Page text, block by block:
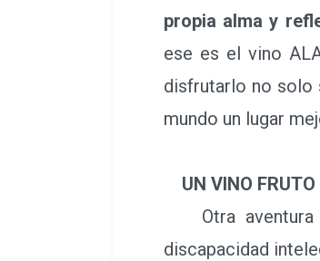
propia alma y
ese es el vino
disfrutarlo no solo
mundo un lugar
UN VINO
Otra aventura
discapacidad